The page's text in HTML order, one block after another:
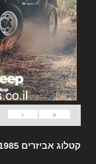
«
‹
קטלוג אביזרים Jeep 1985